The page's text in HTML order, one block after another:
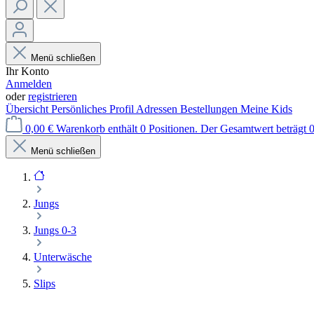
Menü schließen
Ihr Konto
Anmelden
oderregistrieren
Übersicht Persönliches Profil Adressen Bestellungen Meine Kids
0,00 € Warenkorb enthält 0 Positionen. Der Gesamtwert beträgt
Menü schließen
Jungs
Jungs 0-3
Unterwäsche
Slips